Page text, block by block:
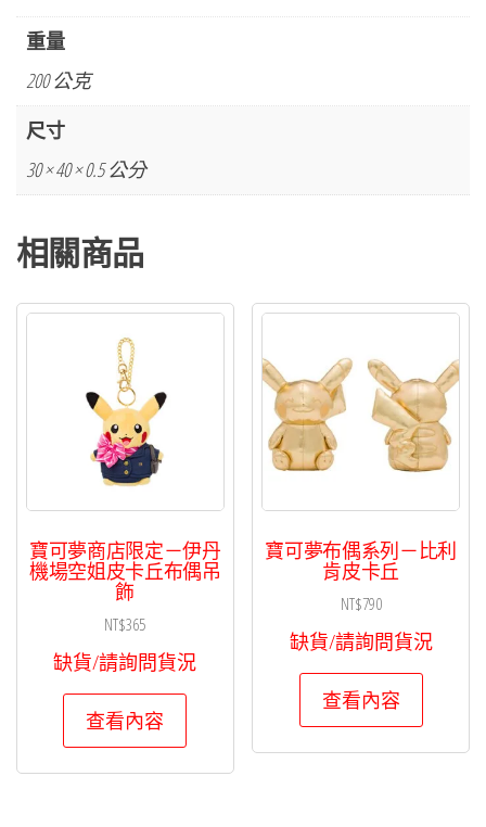
重量
200 公克
尺寸
30 × 40 × 0.5 公分
相關商品
寶可夢商店限定－伊丹
機場空姐皮卡丘布偶吊
飾
NT$365
缺貨/請詢問貨況
查看內容
寶可夢布偶系列－比利
肯皮卡丘
NT$790
缺貨/請詢問貨況
查看內容